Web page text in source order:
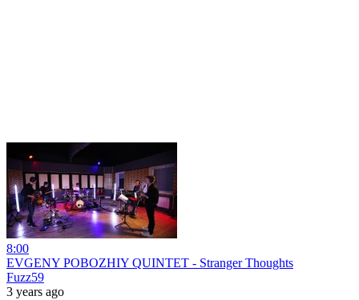
8:00
EVGENY POBOZHIY QUINTET - Stranger Thoughts
Fuzz59
3 years ago